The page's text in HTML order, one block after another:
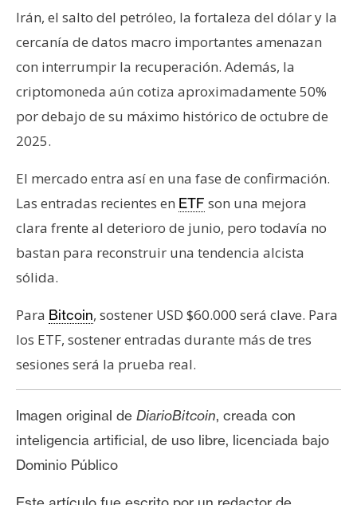
Irán, el salto del petróleo, la fortaleza del dólar y la
cercanía de datos macro importantes amenazan
con interrumpir la recuperación. Además, la
criptomoneda aún cotiza aproximadamente 50%
por debajo de su máximo histórico de octubre de
2025.
El mercado entra así en una fase de confirmación.
Las entradas recientes en ETF son una mejora
clara frente al deterioro de junio, pero todavía no
bastan para reconstruir una tendencia alcista
sólida.
Para Bitcoin, sostener USD $60.000 será clave. Para
los ETF, sostener entradas durante más de tres
sesiones será la prueba real.
Imagen original de DiarioBitcoin, creada con
inteligencia artificial, de uso libre, licenciada bajo
Dominio Público